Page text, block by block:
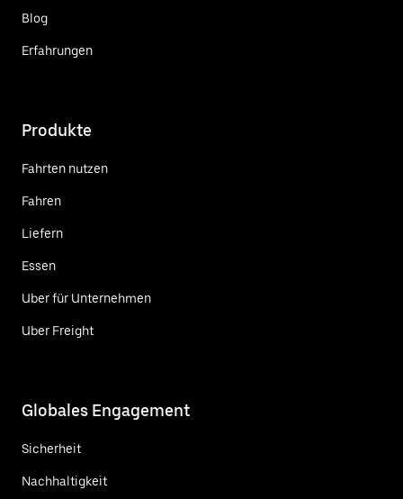
Blog
Erfahrungen
Produkte
Fahrten nutzen
Fahren
Liefern
Essen
Uber für Unternehmen
Uber Freight
Globales Engagement
Sicherheit
Nachhaltigkeit